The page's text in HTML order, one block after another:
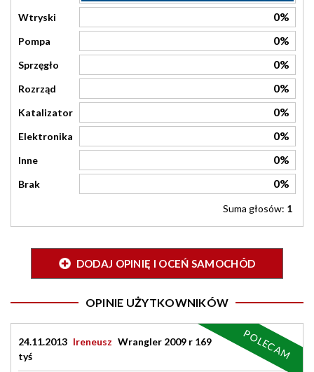
Wtryski 0%
Pompa 0%
Sprzęgło 0%
Rozrząd 0%
Katalizator 0%
Elektronika 0%
Inne 0%
Brak 0%
Suma głosów: 1
DODAJ OPINIĘ I OCEŃ SAMOCHÓD
OPINIE UŻYTKOWNIKÓW
24.11.2013 Ireneusz Wrangler 2009 r 169
tyś
POLECAM